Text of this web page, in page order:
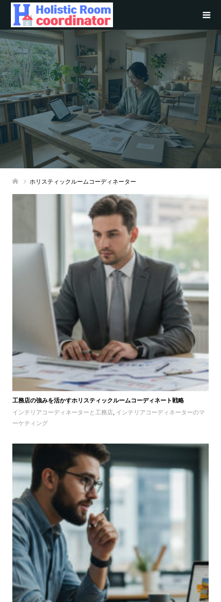
ホリスティックルームコーディネーター
工務店の強みを活かすホリスティックルームコーディネート戦略
インテリアコーディネーターと工務店, インテリアコーディネーターのマ
ーケティング